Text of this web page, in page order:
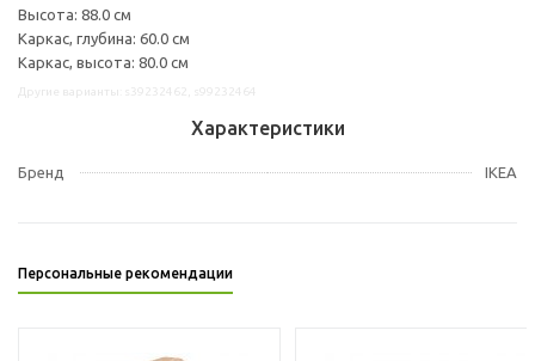
Высота: 88.0 см
Каркас, глубина: 60.0 см
Каркас, высота: 80.0 см
Характеристики
Бренд IKEA
Персональные рекомендации